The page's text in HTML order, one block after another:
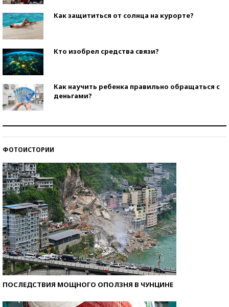
Как защититься от солнца на курорте?
Кто изобрел средства связи?
Как научить ребенка правильно обращаться с
деньгами?
ФОТОИСТОРИИ
ПОСЛЕДСТВИЯ МОЩНОГО ОПОЛЗНЯ В ЧУНЦИНЕ